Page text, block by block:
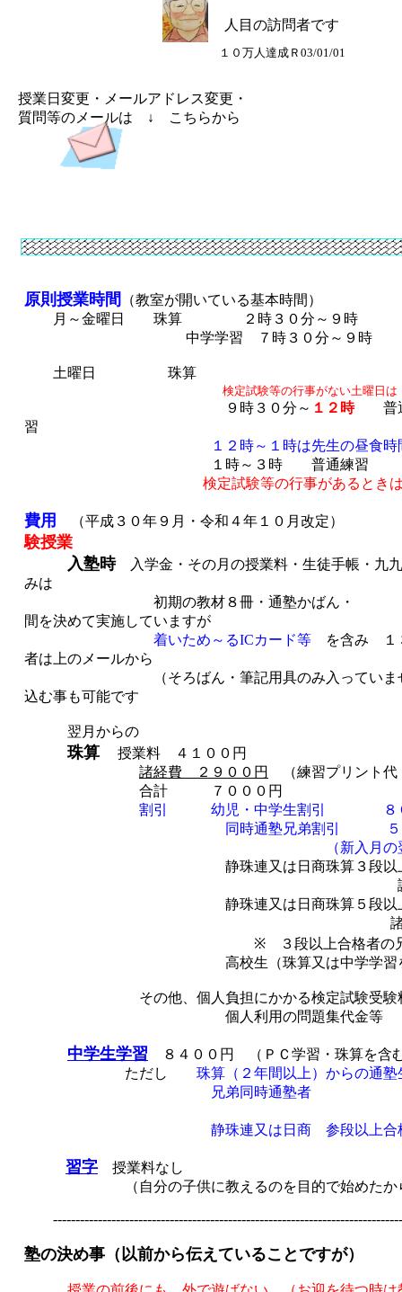
人目の訪問者です
授業日変更・メールアドレス変更・
質問等のメールは ↓ こちらから
１０万人達成Ｒ03/01/01
原則授業時間
（教室が開いている基本時間）
月～金曜日 珠算 ２時３０分～９時
中学学習 ７時３０分～９時
土曜日 珠算
検定試験等の行事がない土曜日は
９時３０分～ １２時普通
習
１２時～１時は先生の昼食時
１時～３時 普通練習
検定試験等の行事があるとき
費用 （平成３０年９月・
験授業
入塾時入学金・その月の授業料
みは
初期の教材８冊
間を決めて実施していますが
着いため～るICカード等 を含
者は上のメールから
（そろばん・筆記用具の
込む事も可能です
翌月からの
珠算 授業料 ４１００円
諸経費 ２９００円
（練習プリント
合計 ７０００円
割引 幼児・中学生割引 ８
同時通塾兄弟割引 ５０
（新入月の翌月からで一番低学
静珠連又は日商珠算３段以上
諸経費込
静珠連又は日商珠算５段以上合格者
諸経
※ ３段以上合格者の兄弟割引併
高校生（珠算又は中学学習を３年
その他、個人負担にかかる検定試験受験料
個人利用の問題集代金等
中学生学習 ８４００円 （ＰＣ学習・
ただし
珠算（２年間以上）か
兄弟同時通塾者 ７
静珠連又は日商 参段以上合格者
習字 授業料なし
（自分の子供に教えるのを目的で始めた
------------------------------------------------------------------------------
塾の決め事（以前から伝えていることですが）